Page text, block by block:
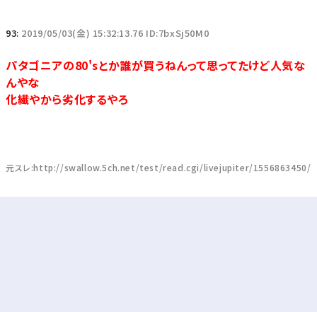
93: 2019/05/03(金) 15:32:13.76 ID:7bxSj50M0
パタゴニアの80'sとか誰が買うねんって思ってたけど人気な
んやな
化繊やから劣化するやろ
元スレ:http://swallow.5ch.net/test/read.cgi/livejupiter/1556863450/